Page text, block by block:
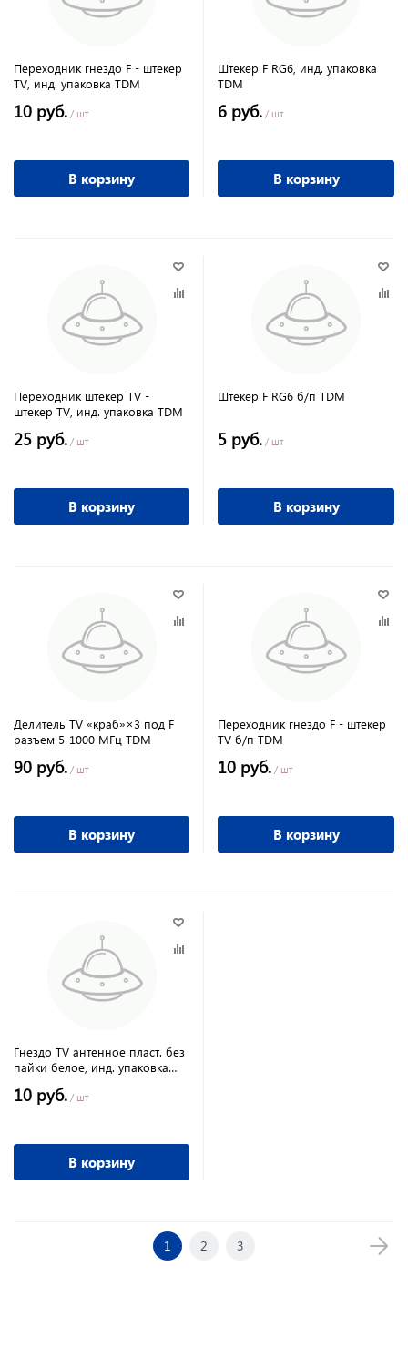
Переходник гнездо F - штекер
TV, инд. упаковка TDM
10 руб. / шт
В корзину
Штекер F RG6, инд. упаковка
TDM
6 руб. / шт
В корзину
Переходник штекер TV -
штекер TV, инд. упаковка TDM
25 руб. / шт
В корзину
Штекер F RG6 б/п TDM
5 руб. / шт
В корзину
Делитель TV «краб»×3 под F
разъем 5-1000 МГц TDM
90 руб. / шт
В корзину
Переходник гнездо F - штекер
TV б/п TDM
10 руб. / шт
В корзину
Гнездо TV антенное пласт. без
пайки белое, инд. упаковка
10 руб. / шт
В корзину
1 2 3